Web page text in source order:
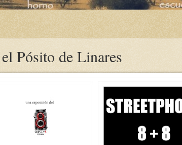
Pósito de Linares